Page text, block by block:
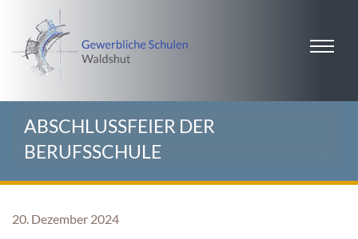
ABSCHLUSSFEIER DER
BERUFSSCHULE
20. Dezember 2024